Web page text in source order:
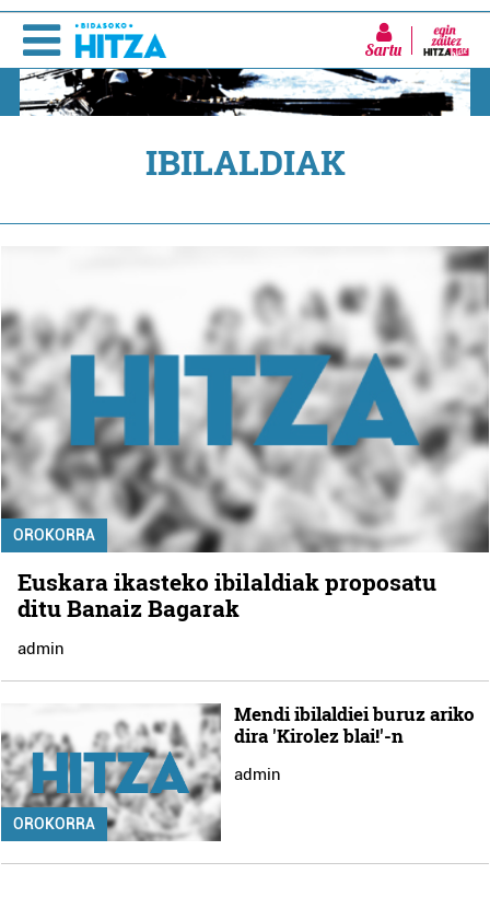
Sartu
IBILALDIAK
OROKORRA
Euskara ikasteko ibilaldiak proposatu
ditu Banaiz Bagarak
admin
OROKORRA
Mendi ibilaldiei buruz ariko
dira 'Kirolez blai!'-n
admin